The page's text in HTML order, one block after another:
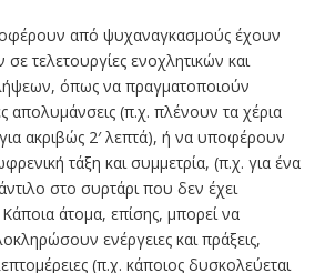
από ψυχαναγκασμούς έχουν
τελετουργίες ενοχλητικών και
όπως να πραγματοποιούν
απολυμάνσεις (π.χ. πλένουν τα χέρια
ακριβώς 2′ λεπτά), ή να υποφέρουν
τάξη και συμμετρία, (π.χ. για ένα
στο συρτάρι που δεν έχει
άτομα, επίσης, μπορεί να
ενέργειες και πράξεις,
(π.χ. κάποιος δυσκολεύεται